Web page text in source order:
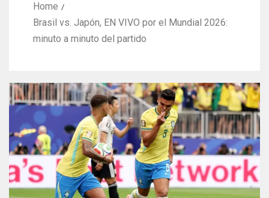
Home
Brasil vs. Japón, EN VIVO por el Mundial 2026:
minuto a minuto del partido